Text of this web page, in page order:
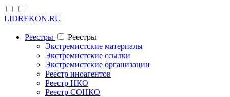
LIDREKON.RU
Реестры
Реестры
Экстремистские материалы
Экстремистские ссылки
Экстремистские организации
Реестр иноагентов
Реестр НКО
Реестр СОНКО